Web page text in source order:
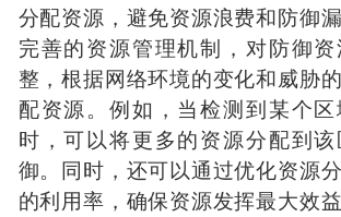
分配资源，避免资源浪费和防御
完善的资源管理机制，对防御资
整，根据网络环境的变化和威胁
配资源。例如，当检测到某个区
时，可以将更多的资源分配到
御。同时，还可以通过优化资源
的利用率，确保资源发挥最大效